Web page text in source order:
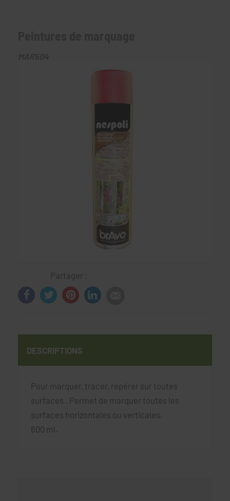
Partager :
DESCRIPTIONS
Pour marquer, tracer, repérer sur toutes
surfaces . Permet de marquer toutes les
surfaces horizontales ou verticales.
600 ml.